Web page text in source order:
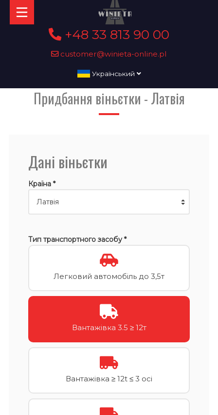
+48 33 813 90 00
customer@winieta-online.pl
Український
Придбання віньєтки - Латвія
Дані віньєтки
Країна *
Тип транспортного засобу *
Легковий автомобіль до 3,5т
Вантажівка 3.5 ≥ 12т
Вантажівка ≥ 12t ≤ 3 осі